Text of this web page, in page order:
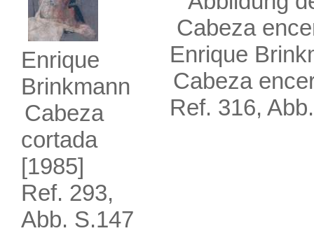
Enrique
Brinkmann
Cabeza
cortada
[1985]
Ref. 293,
Abb. S.147
Enrique
Cabeza
Ref. 316,